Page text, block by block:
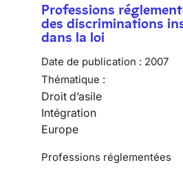
Professions
des discriminations
dans la loi
Date de publication : 2007
Thématique :
Droit d’asile
Intégration
Europe
Professions réglementées